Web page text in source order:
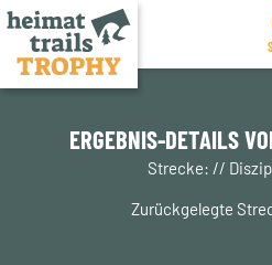
Zum
ERGEBNIS-DETAILS
Strecke: //
Zurückgelegte